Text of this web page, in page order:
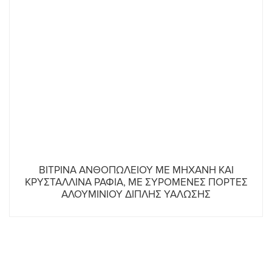
ΒΙΤΡΙΝΑ ΑΝΘΟΠΩΛΕΙΟΥ ΜΕ ΜΗΧΑΝΗ ΚΑΙ
ΚΡΥΣΤΑΛΛΙΝΑ ΡΑΦΙΑ, ΜΕ ΣΥΡΟΜΕΝΕΣ ΠΟΡΤΕΣ
ΑΛΟΥΜΙΝΙΟΥ ΔΙΠΛΗΣ ΥΑΛΩΣΗΣ